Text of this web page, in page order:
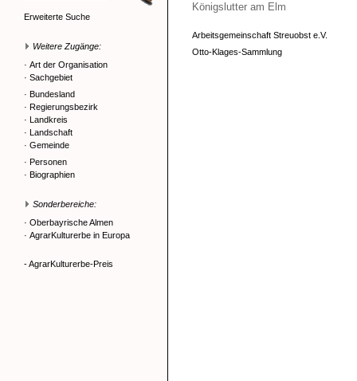
Erweiterte Suche
Weitere Zugänge:
· Art der Organisation
· Sachgebiet
· Bundesland
· Regierungsbezirk
· Landkreis
· Landschaft
· Gemeinde
· Personen
· Biographien
Sonderbereiche:
· Oberbayrische Almen
· AgrarKulturerbe in Europa
- AgrarKulturerbe-Preis
Königslutter am Elm
Arbeitsgemeinschaft Streuobst e.V.
Otto-Klages-Sammlung